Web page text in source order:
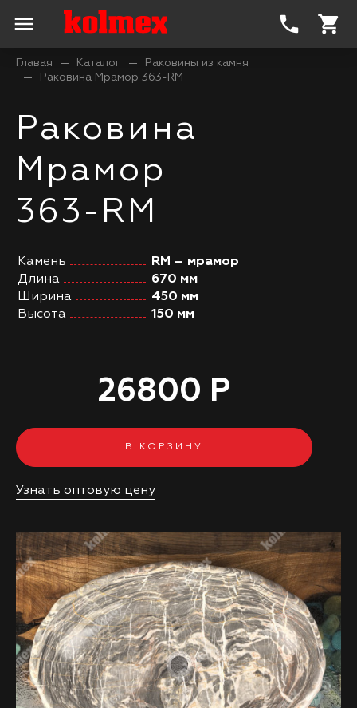
menu phone shopping_cart
Главая Каталог
Раковины из камня
Раковина Мрамор 363-RM
Раковина
Мрамор
363-RM
Камень
RM – мрамор
Длина
670 мм
Ширина
450 мм
Высота
150 мм
26800 Р
В КОРЗИНУ
Узнать оптовую цену